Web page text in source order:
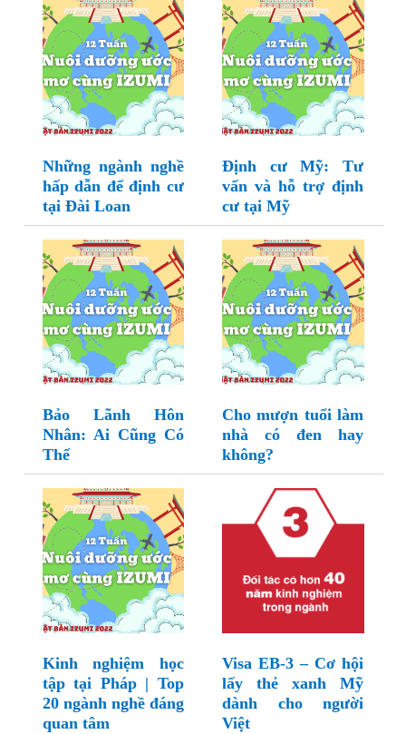
Những ngành nghề
hấp dẫn để định cư
tại Đài Loan
Định cư Mỹ: Tư
vấn và hỗ trợ định
cư tại Mỹ
Bảo Lãnh Hôn
Nhân: Ai Cũng Có
Thể
Cho mượn tuổi làm
nhà có đen hay
không?
Kinh nghiệm học
tập tại Pháp | Top
20 ngành nghề đáng
quan tâm
Visa EB-3 – Cơ hội
lấy thẻ xanh Mỹ
dành cho người
Việt